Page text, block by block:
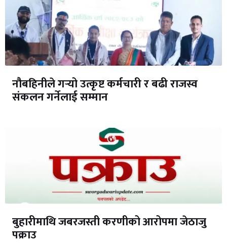
नौबहिनीले गर्‍यो उत्कृष्ट कर्मचारी र बढी राजस्व
संकलन गर्नेलाई सम्मान
बुहारीमाथि जबरजस्ती करणीको आरोपमा जेठाजु
पक्राउ